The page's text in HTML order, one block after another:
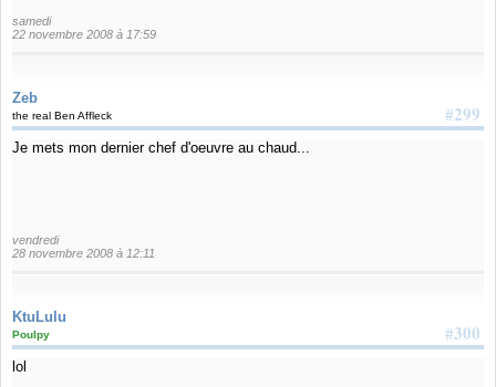
samedi
22 novembre 2008 à 17:59
Zeb
#299
the real Ben Affleck
Je mets mon dernier chef d'oeuvre au chaud...
vendredi
28 novembre 2008 à 12:11
KtuLulu
#300
Poulpy
lol